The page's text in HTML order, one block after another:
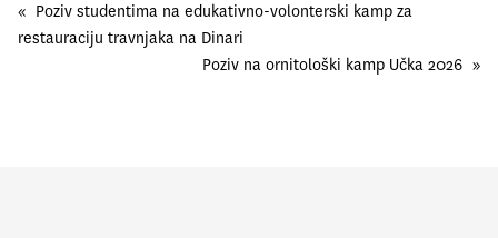
« Poziv studentima na edukativno-volonterski kamp za
restauraciju travnjaka na Dinari
Poziv na ornitološki kamp Učka 2026 »